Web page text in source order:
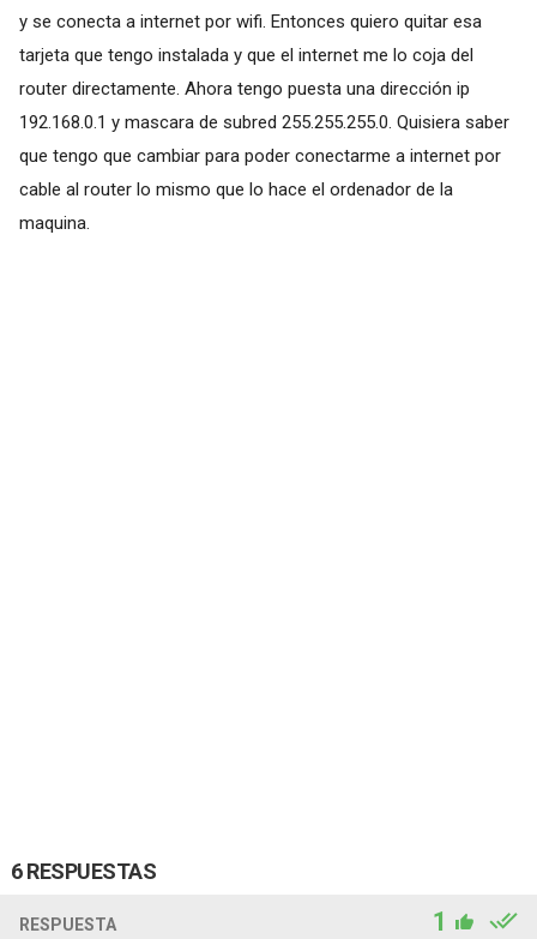
y se conecta a internet por wifi. Entonces quiero quitar esa
tarjeta que tengo instalada y que el internet me lo coja del
router directamente. Ahora tengo puesta una dirección ip
192.168.0.1 y mascara de subred 255.255.255.0. Quisiera saber
que tengo que cambiar para poder conectarme a internet por
cable al router lo mismo que lo hace el ordenador de la
maquina.
6 RESPUESTAS
RESPUESTA 1